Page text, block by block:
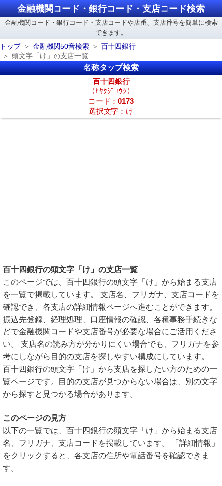
金融機関コード・銀行コード・支店コード検索
金融機関コード・銀行コード・支店コードや店番、支店番号を簡単に検索
できます。
トップ
金融機関50音検索
百十四銀行
頭文字「け」の支店一覧
名称タップ検索
百十四銀行
（ﾋﾔｸｼﾞﾕｳｼ）
コード： 0173
選択文字：け
百十四銀行の頭文字「け」の支店一覧
このページでは、百十四銀行の頭文字「け」から始まる支店
を一覧で掲載しています。 支店名、フリガナ、支店コードを
確認でき、各支店の詳細情報ページへ進むことができます。
振込先登録、経理処理、口座情報の確認、各種事務手続きな
どで金融機関コードや支店番号が必要な場合にご活用くださ
い。 支店名の読み方が分かりにくい場合でも、フリガナを参
考にしながら目的の支店を探しやすい構成にしています。
百十四銀行の頭文字「け」から支店を探したい方のための一
覧ページです。目的の支店が見つからない場合は、別の文字
から探すと見つかる場合があります。
このページの見方
以下の一覧では、百十四銀行の頭文字「け」から始まる支店
名、フリガナ、支店コードを掲載しています。 「詳細情報」
をクリックすると、各支店の住所や電話番号を確認できま
す。